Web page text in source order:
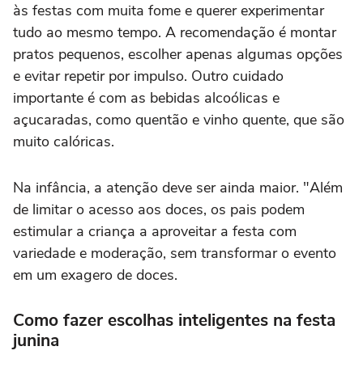
às festas com muita fome e querer experimentar
tudo ao mesmo tempo. A recomendação é montar
pratos pequenos, escolher apenas algumas opções
e evitar repetir por impulso. Outro cuidado
importante é com as bebidas alcoólicas e
açucaradas, como quentão e vinho quente, que são
muito calóricas.
Na infância, a atenção deve ser ainda maior. "Além
de limitar o acesso aos doces, os pais podem
estimular a criança a aproveitar a festa com
variedade e moderação, sem transformar o evento
em um exagero de doces.
Como fazer escolhas inteligentes na festa
junina